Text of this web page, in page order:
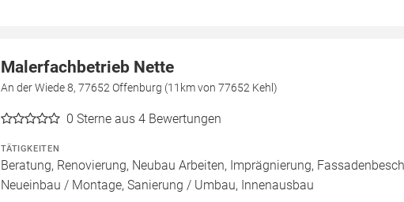
Malerfachbetrieb Nette
An der Wiede 8, 77652 Offenburg (11km von 77652 Kehl)
0 Sterne aus 4 Bewertungen
TÄTIGKEITEN
Beratung, Renovierung, Neubau Arbeiten, Imprägnierung,
Neueinbau / Montage, Sanierung / Umbau, Innenausbau